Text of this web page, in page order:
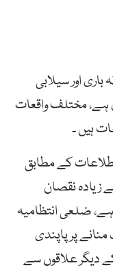
اور سیلابی
ہے، مختلف واقعات
ہیں ۔
کے مطابق
زیادہ نقصان
ضلعی انتظامیہ
پر پاپندی
دیگر علاقوں سے